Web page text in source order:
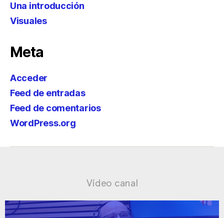
Una introducción
Visuales
Meta
Acceder
Feed de entradas
Feed de comentarios
WordPress.org
Vídeo canal